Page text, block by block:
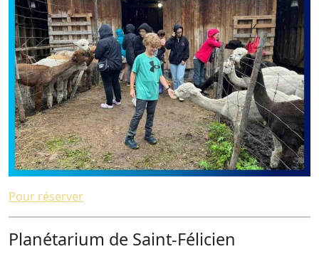
Pour réserver
Planétarium de Saint-Félicien